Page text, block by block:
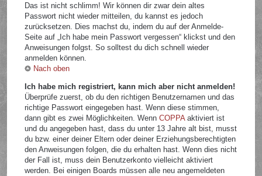
Das ist nicht schlimm! Wir können dir zwar dein altes
Passwort nicht wieder mitteilen, du kannst es jedoch
zurücksetzen. Dies machst du, indem du auf der Anmelde-
Seite auf „Ich habe mein Passwort vergessen“ klickst und den
Anweisungen folgst. So solltest du dich schnell wieder
anmelden können.
Nach oben
Ich habe mich registriert, kann mich aber nicht anmelden!
Überprüfe zuerst, ob du den richtigen Benutzernamen und das
richtige Passwort eingegeben hast. Wenn diese stimmen,
dann gibt es zwei Möglichkeiten. WennCOPPAaktiviert ist
und du angegeben hast, dass du unter 13 Jahre alt bist, musst
du bzw. einer deiner Eltern oder deiner Erziehungsberechtigten
den Anweisungen folgen, die du erhalten hast. Wenn dies nicht
der Fall ist, muss dein Benutzerkonto vielleicht aktiviert
werden. Bei einigen Boards müssen alle neu angemeldeten